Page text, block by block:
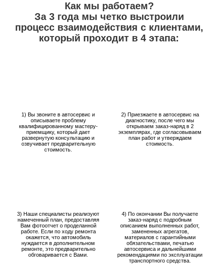
Как мы работаем?
За 3 года мы четко выстроили
процесс взаимодействия с клиентами,
который проходит в 4 этапа:
1) Вы звоните в автосервис и
описываете проблему
квалифицированному мастеру-
приемщику, который дает
развернутую консультацию и
озвучивает предварительную
стоимость.
2) Приезжаете в автосервис на
диагностику, после чего мы
открываем заказ-наряд в 2
экземплярах, где согласовываем
план работ и утверждаем
стоимость.
3) Наши специалисты реализуют
намеченный план, предоставляя
Вам фотоотчет о проделанной
работе. Если по ходу ремонта
окажется, что автомобиль
нуждается в дополнительном
ремонте, это предварительно
обговаривается с Вами.
4) По окончании Вы получаете
заказ-наряд с подробным
описанием выполненных работ,
замененных агрегатов,
материалов с гарантийными
обязательствами, печатью
автосервиса и дальнейшими
рекомендациями по эксплуатации
транспортного средства.